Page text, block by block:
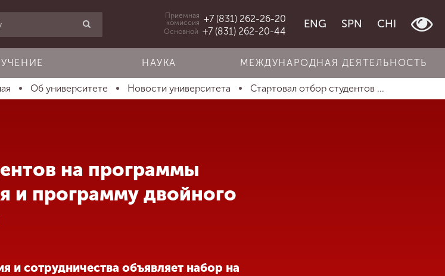
Приемная
комиссия +7 (831) 262-26-20
Основной +7 (831) 262-20-44
ENG SPN CHI
НАУКА МЕЖДУНАРОДНАЯ ДЕЯТЕЛЬНОСТЬ
Об университете Новости университета Стартовал отбор студентов ...
на программы
и программу двойного
и сотрудничества объявляет набор на